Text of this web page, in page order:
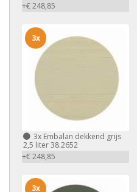
+€ 248,85
3x Embalan dekkend grijs
2,5 liter 38.2652
+€ 248,85
3x
3x